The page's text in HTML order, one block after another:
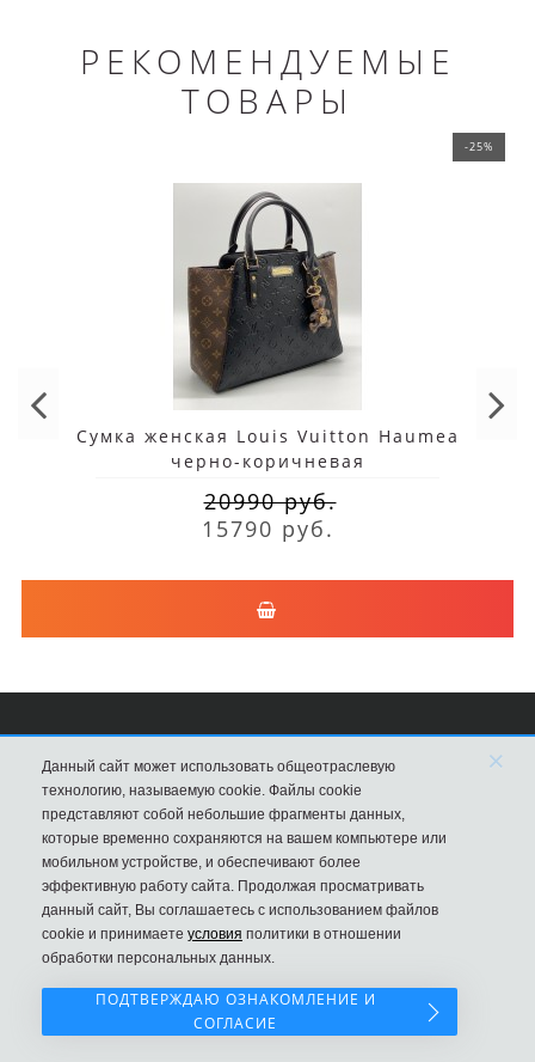
РЕКОМЕНДУЕМЫЕ
ТОВАРЫ
-25%
Сумка женская Louis Vuitton Haumea
черно-коричневая
20990 руб.
15790 руб.
Сумки Louis Vuitton
8 (495) 203-76-44
Магазин в Москве
Данный сайт может использовать общеотраслевую
технологию, называемую cookie. Файлы cookie
представляют собой небольшие фрагменты данных,
которые временно сохраняются на вашем компьютере или
мобильном устройстве, и обеспечивают более
эффективную работу сайта. Продолжая просматривать
данный сайт, Вы соглашаетесь с использованием файлов
cookie и принимаете условия политики в отношении
обработки персональных данных.
×
ПОДТВЕРЖДАЮ ОЗНАКОМЛЕНИЕ И
СОГЛАСИЕ